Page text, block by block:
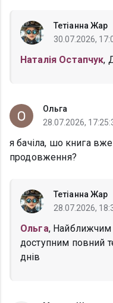
Тетіанна Жар
30.07.2026,
Наталія Остапчук,
Ольга
28.07.2026,
я бачіла, шо книга
продовження?
Тетіанна Жар
28.07.2026,
Ольга, Найближчим
доступним повний
днів